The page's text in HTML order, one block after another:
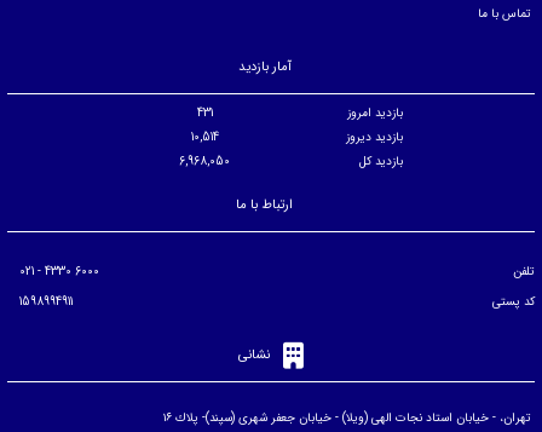
تماس با ما
آمار بازدید
بازدید امروز
431
بازدید دیروز
10,514
بازدید کل
6,968,050
ارتباط با ما
تلفن
کد پستی
نشانی
تهران، - خيابان استاد نجات الهی (ويلا) - خيابان جعفر شهری (سپند)- پلاك ۱۶